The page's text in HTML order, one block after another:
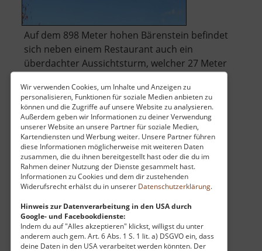
Wir verwenden Cookies, um Inhalte und Anzeigen zu
personalisieren, Funktionen für soziale Medien anbieten zu
können und die Zugriffe auf unsere Website zu analysieren.
Außerdem geben wir Informationen zu deiner Verwendung
unserer Website an unsere Partner für soziale Medien,
Kartendiensten und Werbung weiter. Unsere Partner führen
diese Informationen möglicherweise mit weiteren Daten
zusammen, die du ihnen bereitgestellt hast oder die du im
Rahmen deiner Nutzung der Dienste gesammelt hast.
Informationen zu Cookies und dem dir zustehenden
Widerufsrecht erhälst du in unserer Datenschutzerklärung.
Hinweis zur Datenverarbeitung in den USA durch
Google- und Facebookdienste:
Indem du auf "Alles akzeptieren" klickst, willigst du unter
anderem auch gem. Art. 6 Abs. 1 S. 1 lit. a) DSGVO ein, dass
deine Daten in den USA verarbeitet werden könnten. Der
Auf dem 898 Meter hohen Bärenstein befindet
sich neben einem Restaurant auch ein
überdachter Aussichtsturm, welcher 27 Meter
hoch ist. Dafür wurde 1913 der Grundstein
gelegt. Im Sommer wie im Winter bietet die
Umgebung vielerlei Wander- bzw.
Wintersportmöglichkeiten.
Wie auch seine Nachbarn Schei.. »weiterlesen
Frohnauer Hammer
Mittleres Erzgebirge
aktuell vom 26.04.2026 / Zugriffe: 80178
3 km vom aktuellen Standort